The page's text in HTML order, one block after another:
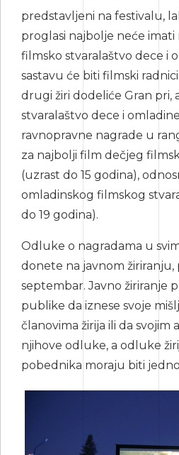
predstavljeni na festivalu,
proglasi najbolje neće imati
filmsko stvaralaštvo dece i
sastavu će biti filmski
drugi žiri dodeliće Gran pri,
stvaralaštvo dece i
ravnopravne nagrade u
za najbolji film dečjeg
(uzrast do 15 godina),
omladinskog filmskog
do 19 godina).
Odluke o nagradama u
donete na javnom žiriranju,
septembar. Javno žiriranje
publike da iznese svoje
članovima žirija ili da svojim
njihove odluke, a odluke
pobednika moraju biti